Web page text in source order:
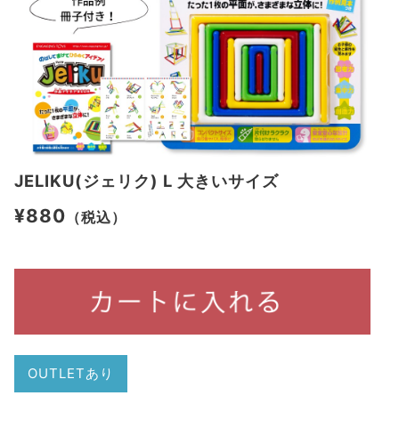
JELIKU(ジェリク) L 大きいサイズ
¥880 （税込）
OUTLETあり